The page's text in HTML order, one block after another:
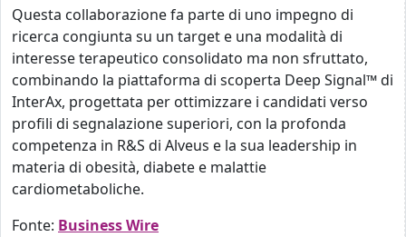
Questa collaborazione fa parte di uno impegno di
ricerca congiunta su un target e una modalità di
interesse terapeutico consolidato ma non sfruttato,
combinando la piattaforma di scoperta Deep Signal™ di
InterAx, progettata per ottimizzare i candidati verso
profili di segnalazione superiori, con la profonda
competenza in R&S di Alveus e la sua leadership in
materia di obesità, diabete e malattie
cardiometaboliche.
Fonte: Business Wire